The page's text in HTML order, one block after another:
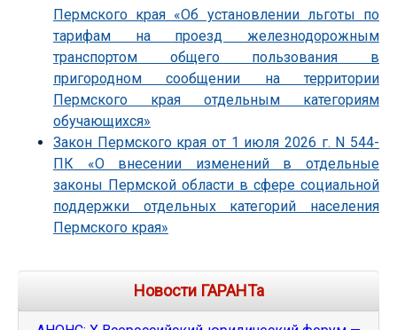
Пермского края «Об установлении льготы по
тарифам на проезд железнодорожным
транспортом общего пользования в
пригородном сообщении на территории
Пермского края отдельным категориям
обучающихся»
Закон Пермского края от 1 июля 2026 г. N 544-
ПК «О внесении изменений в отдельные
законы Пермской области в сфере социальной
поддержки отдельных категорий населения
Пермского края»
Новости ГАРАНТа